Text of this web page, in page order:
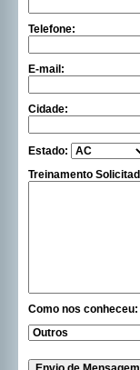
Telefone:
E-mail:
Cidade:
Estado:
Treinamento
Como nos conheceu: